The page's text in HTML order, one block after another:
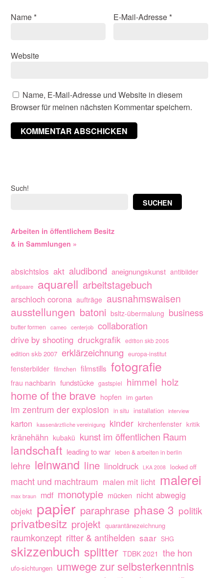
Name * E-Mail-Adresse *
Website
Name, E-Mail-Adresse und Website in diesem
Browser für meinen nächsten Kommentar speichern.
Such!
SUCHEN
Arbeiten in öffentlichem Besitz
& in Sammlungen »
absichtslos akt aludibond aneignungskunst antibilder
antipaare aquarell arbeitstagebuch
arschloch corona aufträge ausnahmswaisen
ausstellungen batoni bsltz-übermalung business
butter formen cameo centerjob collaboration
drive by shooting druckgrafik edition skb 2005
edition skb 2007 erklärzeichnung europa-institut
fensterbilder filmchen filmstills fotografie
frau nachbarin fundstücke gastspiel himmel holz
home of the brave hopfen im garten
im zentrum der explosion in situ installation interview
karton kassenärztliche vereinigung kinder kirchenfenster kritik
kränehähn kubakü kunst im öffentlichen Raum
landschaft leading to war leben & arbeiten in berlin
lehre leinwand line linoldruck LKA 2008 locked off
macht und machtraum malen mit licht malerei
max braun mdf monotypie mücken nicht abwegig
objekt papier paraphrase phase 3 politik
privatbesitz projekt quarantänezeichnung
raumkonzept ritter & antihelden saar SHG
skizzenbuch splitter TDBK 2021 the hon
ufo-sichtungen umwege zur selbsterkenntnis